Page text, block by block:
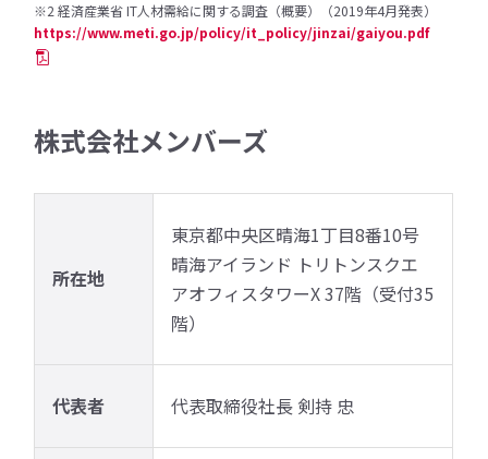
※2 経済産業省 IT人材需給に関する調査（概要）（2019年4月発表）
https://www.meti.go.jp/policy/it_policy/jinzai/gaiyou.pdf
株式会社メンバーズ
所在地
東京都中央区晴海1丁目8番10号
晴海アイランド トリトンスクエ
アオフィスタワーX 37階（受付35
階）
代表者 代表取締役社長 剣持 忠